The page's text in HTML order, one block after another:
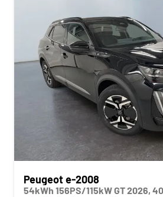
Peugeot e-2008